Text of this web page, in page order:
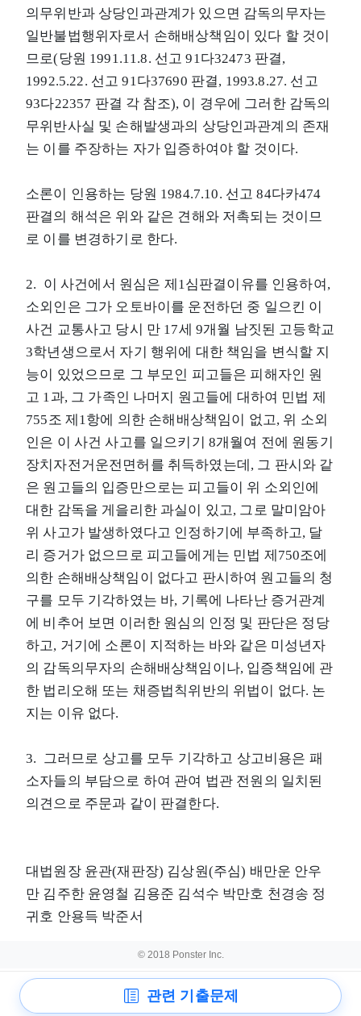
의무위반과 상당인과관계가 있으면 감독의무자는
일반불법행위자로서 손해배상책임이 있다 할 것이
므로(당원 1991.11.8. 선고 91다32473 판결,
1992.5.22. 선고 91다37690 판결, 1993.8.27. 선고
93다22357 판결 각 참조), 이 경우에 그러한 감독의
무위반사실 및 손해발생과의 상당인과관계의 존재
는 이를 주장하는 자가 입증하여야 할 것이다.
소론이 인용하는 당원 1984.7.10. 선고 84다카474
판결의 해석은 위와 같은 견해와 저촉되는 것이므
로 이를 변경하기로 한다.
2. 이 사건에서 원심은 제1심판결이유를 인용하여,
소외인은 그가 오토바이를 운전하던 중 일으킨 이
사건 교통사고 당시 만 17세 9개월 남짓된 고등학교
3학년생으로서 자기 행위에 대한 책임을 변식할 지
능이 있었으므로 그 부모인 피고들은 피해자인 원
고 1과, 그 가족인 나머지 원고들에 대하여 민법 제
755조 제1항에 의한 손해배상책임이 없고, 위 소외
인은 이 사건 사고를 일으키기 8개월여 전에 원동기
장치자전거운전면허를 취득하였는데, 그 판시와 같
은 원고들의 입증만으로는 피고들이 위 소외인에
대한 감독을 게을리한 과실이 있고, 그로 말미암아
위 사고가 발생하였다고 인정하기에 부족하고, 달
리 증거가 없으므로 피고들에게는 민법 제750조에
의한 손해배상책임이 없다고 판시하여 원고들의 청
구를 모두 기각하였는 바, 기록에 나타난 증거관계
에 비추어 보면 이러한 원심의 인정 및 판단은 정당
하고, 거기에 소론이 지적하는 바와 같은 미성년자
의 감독의무자의 손해배상책임이나, 입증책임에 관
한 법리오해 또는 채증법칙위반의 위법이 없다. 논
지는 이유 없다.
3. 그러므로 상고를 모두 기각하고 상고비용은 패
소자들의 부담으로 하여 관여 법관 전원의 일치된
의견으로 주문과 같이 판결한다.
대법원장 윤관(재판장) 김상원(주심) 배만운 안우
만 김주한 윤영철 김용준 김석수 박만호 천경송 정
귀호 안용득 박준서
© 2018 Ponster Inc.
관련 기출문제